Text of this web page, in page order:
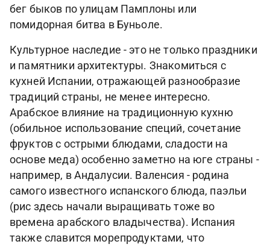
бег быков по улицам Памплоны или
помидорная битва в Буньоле.
Культурное наследие - это не только праздники
и памятники архитектуры. Знакомиться с
кухней Испании, отражающей разнообразие
традиций страны, не менее интересно.
Арабское влияние на традиционную кухню
(обильное использование специй, сочетание
фруктов с острыми блюдами, сладости на
основе меда) особенно заметно на юге страны -
например, в Андалусии. Валенсия - родина
самого известного испанского блюда, паэльи
(рис здесь начали выращивать тоже во
времена арабского владычества). Испания
также славится морепродуктами, что